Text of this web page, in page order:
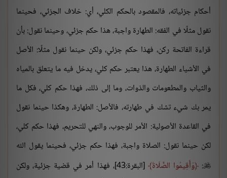
أحكام جزئياته، فالمقصود بالحكم الكلي، أي: خلاف الجزئي، فحينما
نقول مثلًا في الفقه: الطهارة واجبة، هذا حكم جزئي، وحينما نقول: بأن
قراءة الفاتحة ركن، فهذا حكم جزئي، ولكن حينما نقول مثلًا: الأصل
في الأشياء الطهارة، هذا يعتبر حكم كلي، يدخل فيه ما يتعلق بالمياه
والثياب والمطعومات والذوات، وما إلى ذلك، فهذا حكم كلي، فكل ما
يمر بك شيء تشك في طهارته، فالأصل: الطهارة، وهكذا حينما نقول
في القاعدة الأصولية: الأمر للوجوب، والنهي للتحريم، فهذا حكم كلي،
لكن حينما نقول: الصلاة واجبة، فهذا حكم جزئي، فحينما يقول الله

: وَأَقِيمُوا الصَّلَاةَ
[البقرة:43]، فهذا أمر في قضية جزئية، ولكن